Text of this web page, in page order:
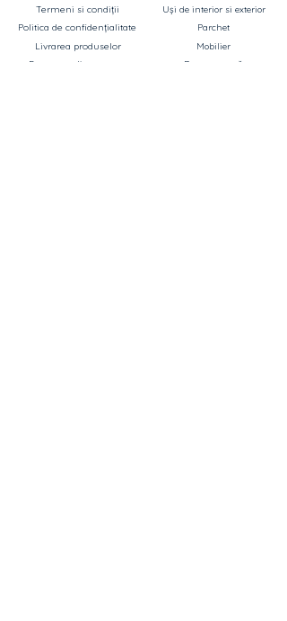
Termeni si condiții
Politica de confidențialitate
Livrarea produselor
Retragere din contract
Uși de interior si exterior
Parchet
Mobilier
Decorare casă